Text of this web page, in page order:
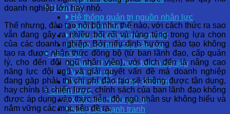
Nhân lực
Hệ thống quản trị nguồn nhân lực
Quản trị nhân tài
Khảo sát động lực cam kết
Khảo sát nhu cầu đào tạo
Văn hóa
Khảo sát Văn hóa doanh nghiệp
Văn hóa số
Văn hóa thích ứng, đổi mới
Chiến lược
Khảo sát chuỗi giá trị
Năng lực cạnh tranh
doanh nghiệp lớn hay nhỏ.
Thế nhưng, đào tạo nội bộ như thế nào, với cách thức ra sao
vẫn đang gây ra nhiều bối rối và lúng túng trong lựa chọn
của các doanh nghiệp. Bởi nếu định hướng đào tạo không
tạo ra được nhận thức đồng bộ (từ ban lãnh đạo, cấp quản
lý, cho đến đội ngũ nhân viên), với đích đến là nâng cao
năng lực đội ngũ và giải quyết vấn đề mà doanh nghiệp
đang gặp phải, thì chi phí đào tạo sẽ không được tận dụng,
hay chính là chiến lược, chính sách của ban lãnh đạo không
được áp dụng vào thực tiễn, đội ngũ nhân sự không hiểu và
nắm vững các mục tiêu đề ra.